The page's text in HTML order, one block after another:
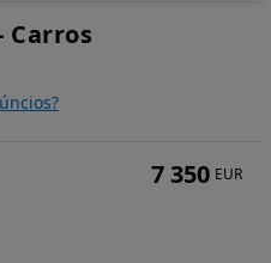
Carros
7 350 EUR